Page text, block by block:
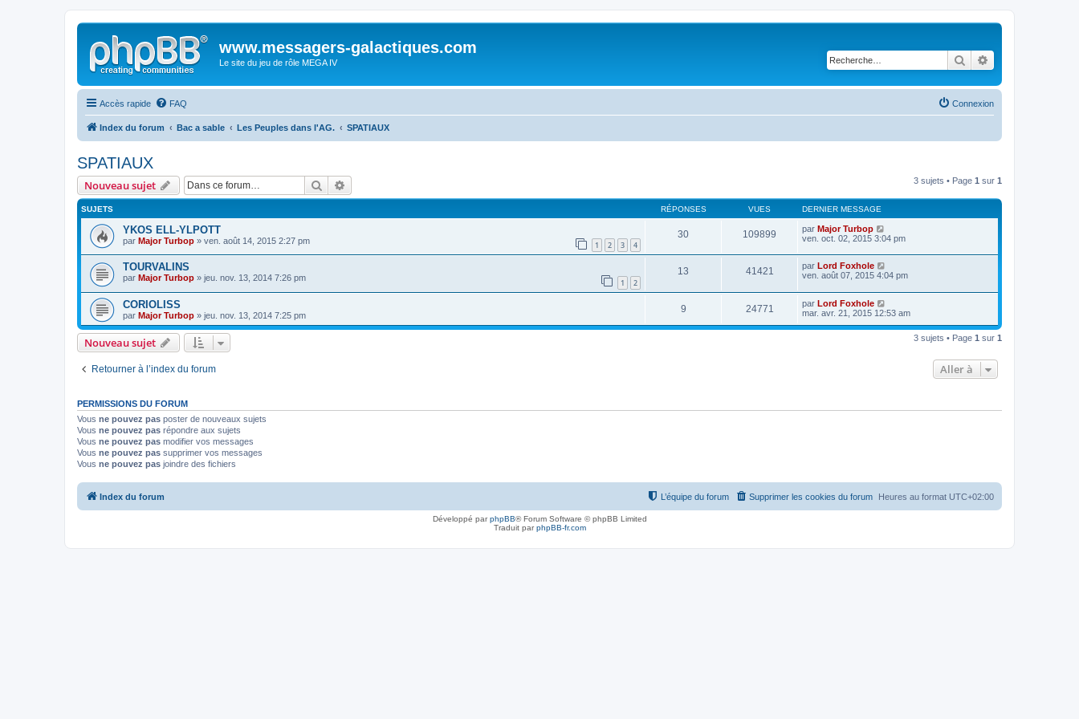
www.messagers-galactiques.com
Le site du jeu de rôle MEGA IV Rechercher
Accès rapide FAQ Connexion
Index du forum Bac a sable Les Peuples dans l'AG. SPATIAUX
SPATIAUX
Nouveau sujet Rechercher 3 sujets • Page 1 sur 1
SUJETS RÉPONSES VUES DERNIER MESSAGE
YKOS ELL-YLPOTT
par Major Turbop » ven. août 14, 2015 2:27 pm 1 2 3 4
30 109899 par Major Turbop
ven. oct. 02, 2015 3:04 pm
TOURVALINS
par Major Turbop » jeu. nov. 13, 2014 7:26 pm 1 2
13 41421 par Lord Foxhole
ven. août 07, 2015 4:04 pm
CORIOLISS
par Major Turbop » jeu. nov. 13, 2014 7:25 pm
9 24771 par Lord Foxhole
mar. avr. 21, 2015 12:53 am
Nouveau sujet 3 sujets • Page 1 sur 1
Retourner à l’index du forum Aller à
PERMISSIONS DU FORUM
Vous ne pouvez pas poster de nouveaux sujets
Vous ne pouvez pas répondre aux sujets
Vous ne pouvez pas modifier vos messages
Vous ne pouvez pas supprimer vos messages
Vous ne pouvez pas joindre des fichiers
Index du forum Heures au format UTC+02:00
Supprimer les cookies du forum
L’équipe du forum
Développé parphpBB® Forum Software © phpBB Limited
Traduit parphpBB-fr.com